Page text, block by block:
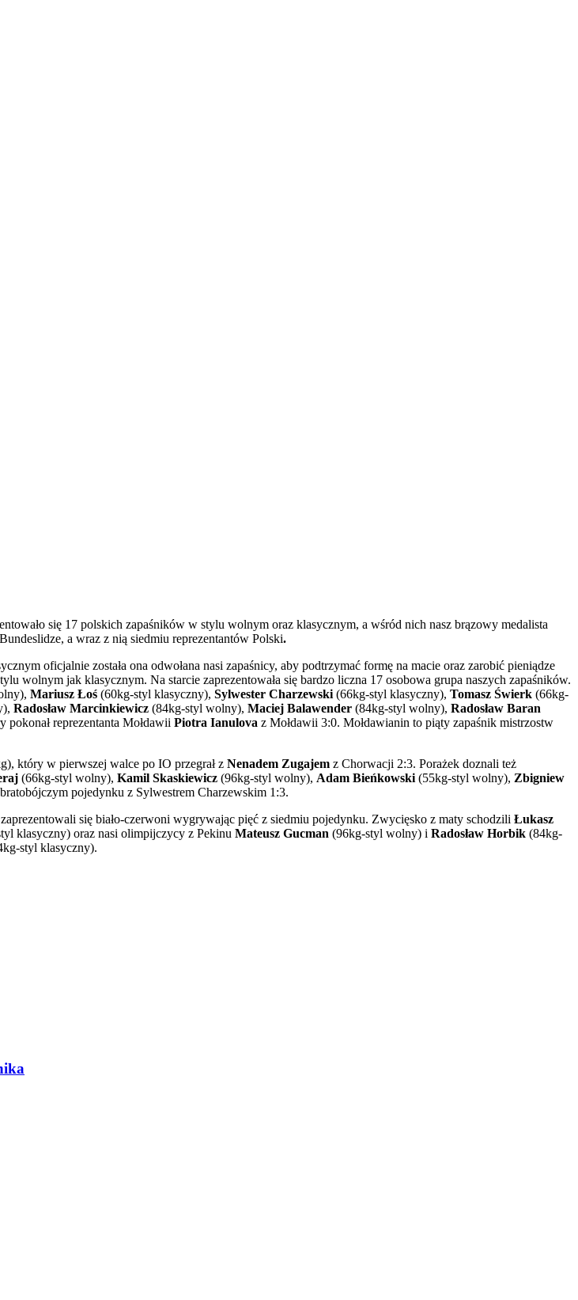
się 17 polskich zapaśników w stylu wolnym oraz klasycznym, a wśród nich nasz brązowy medalista
a wraz z nią siedmiu reprezentantów Polski.
oficjalnie została ona odwołana nasi zapaśnicy, aby podtrzymać formę na macie oraz zarobić pieniądze
wolnym jak klasycznym. Na starcie zaprezentowała się bardzo liczna 17 osobowa grupa naszych zapaśników.
Mariusz Łoś (60kg-styl klasyczny), Sylwester Charzewski (66kg-styl klasyczny), Tomasz Świerk (66kg-
Radosław Marcinkiewicz (84kg-styl wolny), Maciej Balawender (84kg-styl wolny), Radosław Baran
reprezentanta Mołdawii Piotra Ianulova z Mołdawii 3:0. Mołdawianin to piąty zapaśnik mistrzostw
który w pierwszej walce po IO przegrał z Nenadem Zugajem z Chorwacji 2:3. Porażek doznali też
(66kg-styl wolny), Kamil Skaskiewicz (96kg-styl wolny), Adam Bieńkowski (55kg-styl wolny), Zbigniew
pojedynku z Sylwestrem Charzewskim 1:3.
się biało-czerwoni wygrywając pięć z siedmiu pojedynku. Zwycięsko z maty schodzili Łukasz
klasyczny) oraz nasi olimpijczycy z Pekinu Mateusz Gucman (96kg-styl wolny) i Radosław Horbik (84kg-
styl klasyczny).